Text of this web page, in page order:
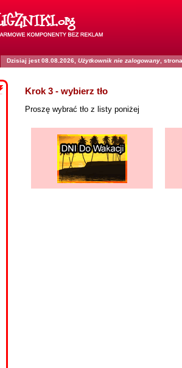
Dzisiaj jest 08.08.2026, Użytkownik nie zalogowany ,
Krok 3 - wybierz tło
Proszę wybrać tło z listy poniżej